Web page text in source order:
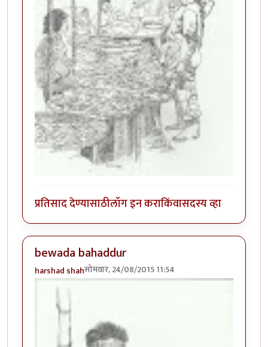
प्रतिसाद देण्यासाठीलॉग इन कराकिंवासदस्य व्हा
bewada bahaddur
harshad shahसोमवार, 24/08/2015 11:54